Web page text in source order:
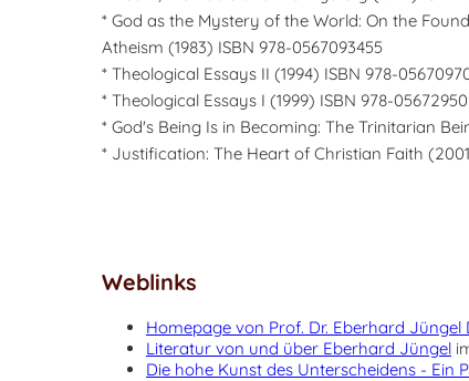
* God as the Mystery of the World: On the
Atheism (1983) ISBN 978-0567093455
* Theological Essays II (1994) ISBN 978-
* Theological Essays I (1999) ISBN 978-
* God's Being Is in Becoming: The Trinitarian
* Justification: The Heart of Christian Faith
Weblinks
Homepage von Prof. Dr. Eberhard Jüngel
Literatur von und über Eberhard Jüngel
Die hohe Kunst des Unterscheidens -